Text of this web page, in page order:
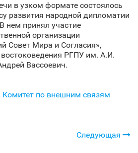
в узком формате состоялось
развития народной дипломатии
нем принял участие
организации
Совет Мира и Согласия»,
РГПУ им. А.И.
Вассоевич.
Комитет по внешним связям
Следующая